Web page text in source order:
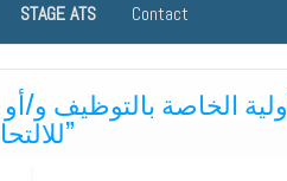
STAGE ATS Contact
الخاصة بالتوظيف
للالتحاق برتبة : أستاذ مساعد قسم “ب”